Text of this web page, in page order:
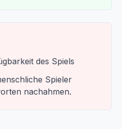
des Spiels
Spieler
nachahmen.